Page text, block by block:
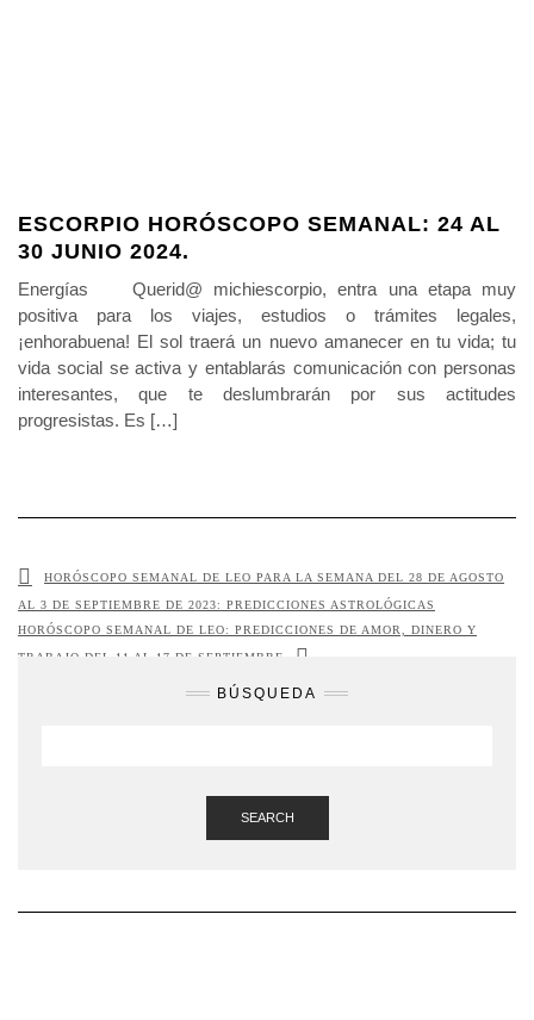
ESCORPIO HORÓSCOPO SEMANAL: 24 AL
30 JUNIO 2024.
Energías Querid@ michiescorpio, entra una etapa muy
positiva para los viajes, estudios o trámites legales,
¡enhorabuena! El sol traerá un nuevo amanecer en tu vida; tu
vida social se activa y entablarás comunicación con personas
interesantes, que te deslumbrarán por sus actitudes
progresistas. Es […]
HORÓSCOPO SEMANAL DE LEO PARA LA SEMANA DEL 28 DE AGOSTO
AL 3 DE SEPTIEMBRE DE 2023: PREDICCIONES ASTROLÓGICAS
HORÓSCOPO SEMANAL DE LEO: PREDICCIONES DE AMOR, DINERO Y
TRABAJO DEL 11 AL 17 DE SEPTIEMBRE
BÚSQUEDA
SEARCH